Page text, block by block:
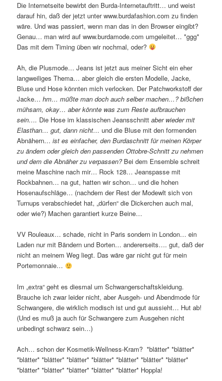
Die Internetseite bewirbt den Burda-Internetauftritt… und weist
darauf hin, daß der jetzt unter www.burdafashion.com zu finden
wäre. Und was passiert, wenn man das in den Browser eingibt?
Genau… man wird auf www.burdamode.com umgeleitet… *ggg*
Das mit dem Timing üben wir nochmal, oder?
Ah, die Plusmode… Jeans ist jetzt aus meiner Sicht ein eher
langweiliges Thema… aber gleich die ersten Modelle, Jacke,
Bluse und Hose könnten mich verlocken. Der Patchworkstoff der
Jacke…hm… müßte man doch auch selber machen…? bißchen
mühsam, okay… aber könnte was zum Reste aufbrauchen
sein…. Die Hose im klassischen Jeansschnittaber wieder mit
Elasthan… gut, dann nicht…und die Bluse mit den formenden
Abnähern…ist es einfacher, den Burdaschnitt für meinen Körper
zu ändern oder gleich den passenden Ottobre-Schnitt zu nehmen
und dem die Abnäher zu verpassen?Bei dem Ensemble schreit
meine Maschine nach mir… Rock 128… Jeanspasse mit
Rockbahnen… na gut, hatten wir schon… und die hohen
Hosenaufschläge… (nachdem der Rest der Modewlt sich von
Turnups verabschiedet hat, „dürfen“ die Dickerchen auch mal,
oder wie?) Machen garantiert kurze Beine…
VV Rouleaux… schade, nicht in Paris sondern in London… ein
Laden nur mit Bändern und Borten… andererseits…. gut, daß der
nicht an meinem Weg liegt. Das wäre gar nicht gut für mein
Portemonnaie…
Im „extra“ geht es diesmal um Schwangerschaftskleidung.
Brauche ich zwar leider nicht, aber Ausgeh- und Abendmode für
Schwangere, die wirklich modisch ist und gut aussieht… Hut ab!
(Und es muß ja auch für Schwangere zum Ausgehen nicht
unbedingt schwarz sein…)
Ach… schon der Kosmetik-Wellness-Kram? *blätter* *blätter*
*blätter* *blätter* *blätter* *blätter* *blätter* *blätter* *blätter*
*blätter* *blätter* *blätter* *blätter* *blätter* Hoppla!